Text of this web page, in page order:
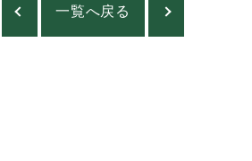
一覧へ戻る